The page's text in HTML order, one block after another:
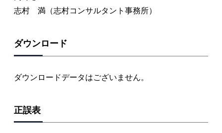
志村 満（志村コンサルタント事務所）
ダウンロード
ダウンロードデータはございません。
正誤表